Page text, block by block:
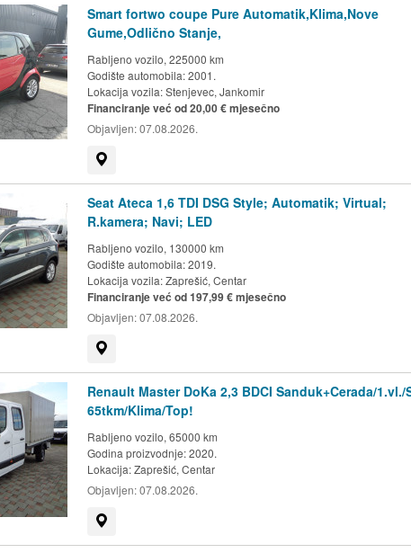
Smart fortwo coupe Pure Automatik,Klima,Nove
Gume,Odlično Stanje,
Rabljeno vozilo, 225000 km
Godište automobila: 2001.
Lokacija vozila:Stenjevec, Jankomir
Financiranje već od 20,00 € mjesečno
Objavljen:07.08.2026.
Seat Ateca 1,6 TDI DSG Style; Automatik; Virtual;
R.kamera; Navi; LED
Rabljeno vozilo, 130000 km
Godište automobila: 2019.
Lokacija vozila:Zaprešić, Centar
Financiranje već od 197,99 € mjesečno
Objavljen:07.08.2026.
Renault Master DoKa 2,3 BDCI Sanduk+Cerada/1.vl./
65tkm/Klima/Top!
Rabljeno vozilo, 65000 km
Godina proizvodnje: 2020.
Lokacija:Zaprešić, Centar
Objavljen:07.08.2026.